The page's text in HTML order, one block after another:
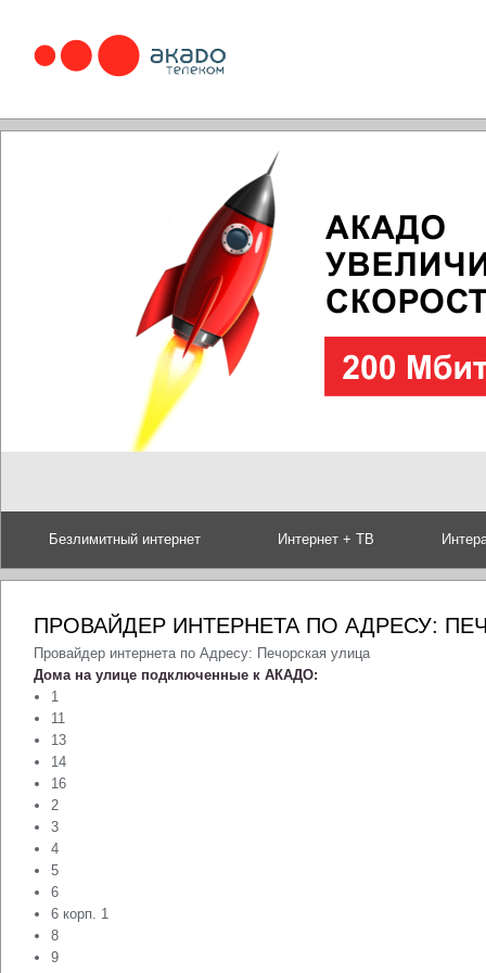
Безлимитный интернет Интернет + ТВ
ПРОВАЙДЕР ИНТЕРНЕТА ПО АДРЕСУ:
Провайдер интернета по Адресу: Печорская улица
Дома на улице подключенные к АКАДО:
1
11
13
14
16
2
3
4
5
6
6 корп. 1
8
9